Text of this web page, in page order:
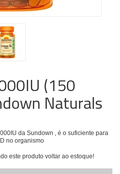
(150
Naturals
da Sundown , é o suficiente para
no organismo
este produto voltar ao estoque!